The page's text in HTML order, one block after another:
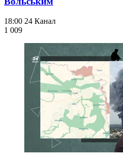
18:00 24 Канал
1 009